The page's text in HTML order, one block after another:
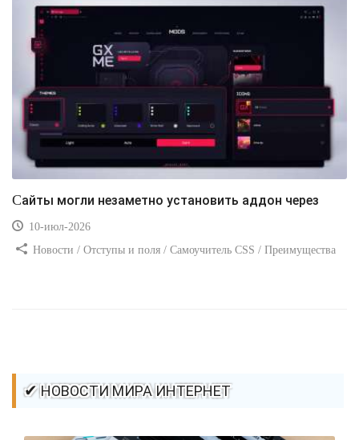
Сайты могли незаметно установить аддон через
10-июл-2026
Новости / Отступы и поля / Самоучитель CSS / Преимущества
✔ НОВОСТИ МИРА ИНТЕРНЕТ